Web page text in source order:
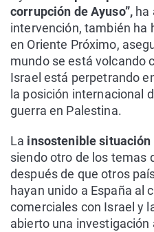
corrupción de Ayuso”,ha
intervención, también ha
en Oriente Próximo,
mundo se está volcando
Israel está perpetrando
la posición internacional
guerra en Palestina.
La insostenible situación
siendo otro de los temas
después de que otros
hayan unido a España al
comerciales con Israel y
abierto una investigación